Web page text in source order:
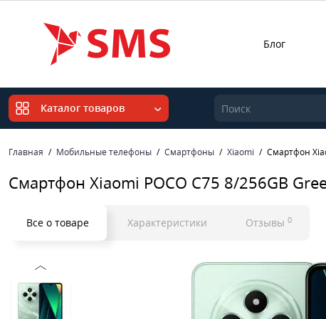
Блог
Каталог товаров
Главная Мобильные телефоны Смартфоны Xiaomi Смартфон
Смартфон Xiaomi POCO C75 8/256GB
Все о товаре Характеристики Отзывы 0